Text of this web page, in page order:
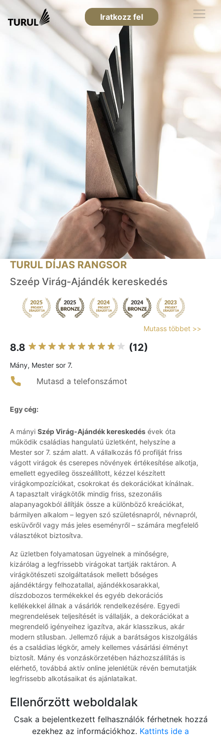
Iratkozz fel
TURUL DÍJAS RANGSOR
Szeép Virág-Ajándék kereskedés
Mutass többet >>
8.8 (12)
Mány, Mester sor 7.
Mutasd a telefonszámot
Egy cég:
A mányi Szép Virág-Ajándék kereskedés évek óta
működik családias hangulatú üzletként, helyszíne a
Mester sor 7. szám alatt. A vállalkozás fő profilját friss
vágott virágok és cserepes növények értékesítése alkotja,
emellett egyedileg összeállított, kézzel készített
virágkompozíciókat, csokrokat és dekorációkat kínálnak.
A tapasztalt virágkötők mindig friss, szezonális
alapanyagokból állítják össze a különböző kreációkat,
bármilyen alkalom – legyen szó születésnapról, névnapról,
esküvőről vagy más jeles eseményről – számára megfelelő
választékot biztosítva.
Az üzletben folyamatosan ügyelnek a minőségre,
kizárólag a legfrissebb virágokat tartják raktáron. A
virágkötészeti szolgáltatások mellett bőséges
ajándéktárgy felhozatallal, ajándékkosarakkal,
díszdobozos termékekkel és egyéb dekorációs
kellékekkel állnak a vásárlók rendelkezésére. Egyedi
megrendelések teljesítését is vállalják, a dekorációkat a
megrendelő igényeihez igazítva, akár klasszikus, akár
modern stílusban. Jellemző rájuk a barátságos kiszolgálás
és a családias légkör, amely kellemes vásárlási élményt
biztosít. Mány és vonzáskörzetében házhozszállítás is
elérhető, továbbá aktív online jelenlétük révén bemutatják
legfrissebb alkotásaikat és ajánlataikat.
Ellenőrzött weboldalak
Csak a bejelentkezett felhasználók férhetnek hozzá
ezekhez az információkhoz. Kattints ide a